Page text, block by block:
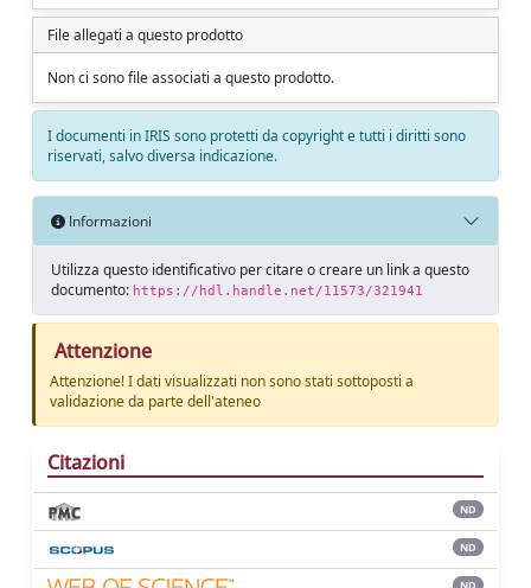
File allegati a questo prodotto
Non ci sono file associati a questo prodotto.
I documenti in IRIS sono protetti da copyright e tutti i diritti sono
riservati, salvo diversa indicazione.
Informazioni
Utilizza questo identificativo per citare o creare un link a questo
documento: https://hdl.handle.net/11573/321941
Attenzione
Attenzione! I dati visualizzati non sono stati sottoposti a
validazione da parte dell'ateneo
Citazioni
ND
ND
ND